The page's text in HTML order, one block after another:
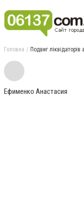
Головна Подвиг
Ефименко Анастасия